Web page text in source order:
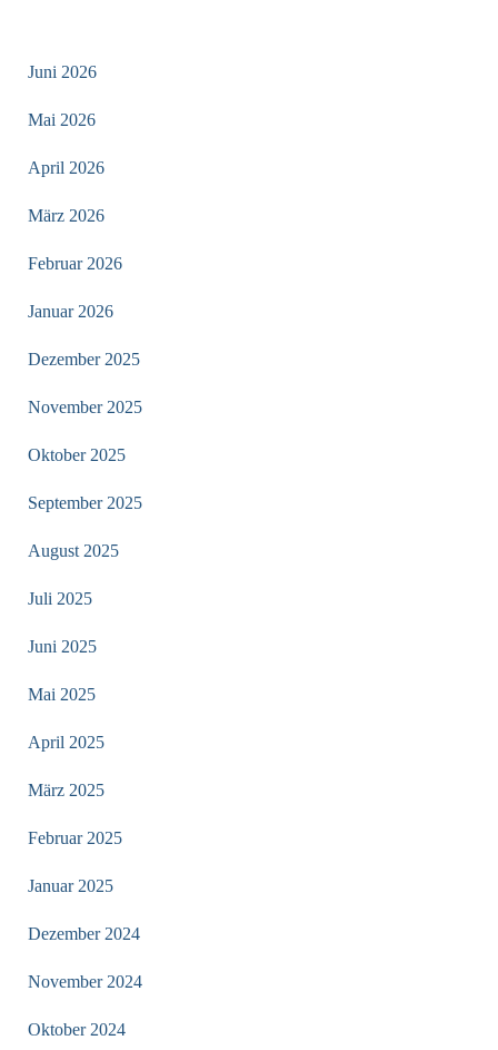
Juni 2026
Mai 2026
April 2026
März 2026
Februar 2026
Januar 2026
Dezember 2025
November 2025
Oktober 2025
September 2025
August 2025
Juli 2025
Juni 2025
Mai 2025
April 2025
März 2025
Februar 2025
Januar 2025
Dezember 2024
November 2024
Oktober 2024